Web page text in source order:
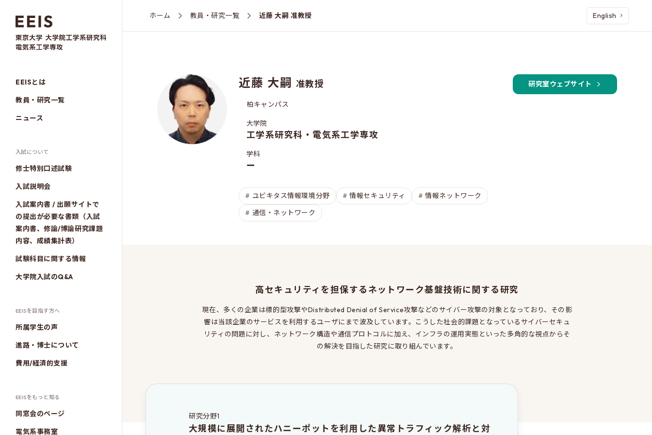
EEISとは
教員・研究一覧
ニュース
入試について
修士特別口述試験
入試説明会
入試案内書 / 出願サイトで
の提出が必要な書類（入試
案内書、修論/博論研究課題
内容、成績集計表）
試験科目に関する情報
大学院入試のQ&A
EEISを目指す方へ
所属学生の声
進路・博士について
費用/経済的支援
EEISをもっと知る
同窓会のページ
電気系事務室
ホーム 教員・研究一覧 近藤 大嗣 准教授 English
近藤 大嗣 准教授
柏キャンパス
大学院
工学系研究科・電気系工学専攻
学科
ー
ユビキタス情報環境分野 情報セキュリティ
情報ネットワーク
通信・ネットワーク
研究室ウェブサイト
高セキュリティを担保するネットワーク基盤技術に関する研究
現在、多くの企業は標的型攻撃やDistributed Denial of Service攻撃などのサイバー攻撃の対象となっており、その影
響は当該企業のサービスを利用するユーザにまで波及しています。こうした社会的課題となっているサイバーセキュ
リティの問題に対し、ネットワーク構造や通信プロトコルに加え、インフラの運用実態といった多角的な視点からそ
の解決を目指した研究に取り組んでいます。
研究分野1
大規模に展開されたハニーポットを利用した異常トラフィック解析と対